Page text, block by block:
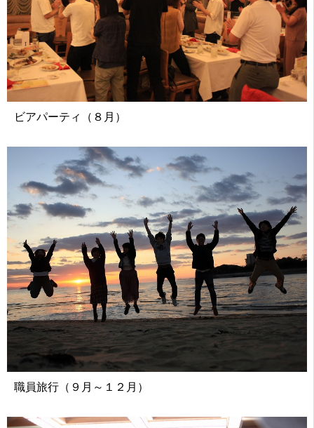
ビアパーティ（８月）
職員旅行（９月～１２月）